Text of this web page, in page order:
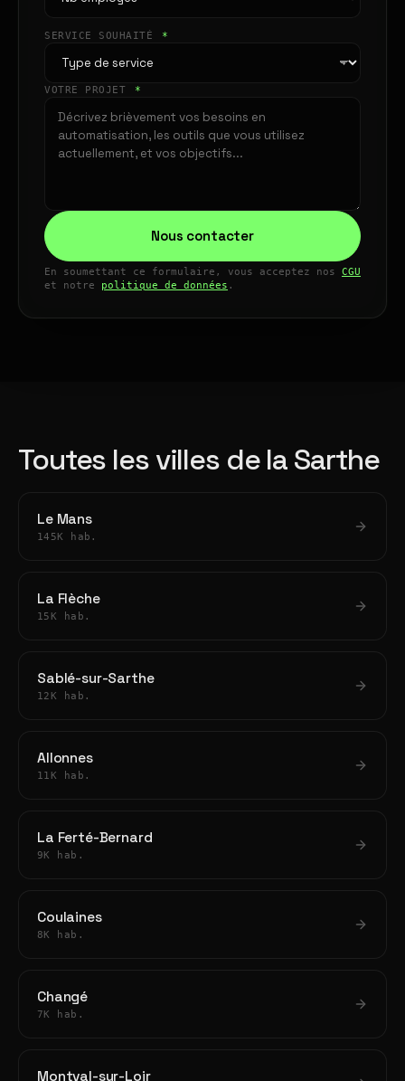
SERVICE SOUHAITÉ *
VOTRE PROJET *
Nous contacter
En soumettant ce formulaire, vous acceptez nos CGU
et notre politique de données .
Toutes les villes de la Sarthe
Le Mans
145K hab.
La Flèche
15K hab.
Sablé-sur-Sarthe
12K hab.
Allonnes
11K hab.
La Ferté-Bernard
9K hab.
Coulaines
8K hab.
Changé
7K hab.
Montval-sur-Loir